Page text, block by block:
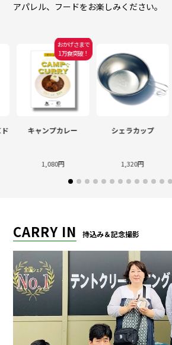
アパレル、フードをお楽しみください。
おかげさまで
1万食突破！
キャンプカレー
1,080円
シェラカップ
1,320円
CARRY IN 持込み＆記念撮影